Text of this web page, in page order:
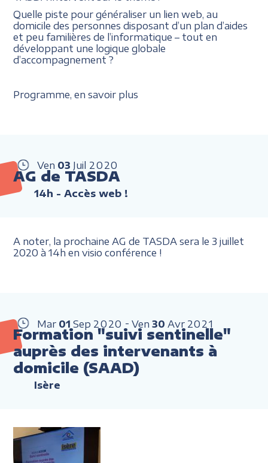
Quelle piste pour généraliser un lien web, au
domicile des personnes disposant d’un plan d’aides
et peu familières de l’informatique – tout en
développant une logique globale
d’accompagnement ?
Programme, en savoir plus
Ven 03 Juil 2020
AG de TASDA
14h - Accès web !
A noter, la prochaine AG de TASDA sera le 3 juillet
2020 à 14h en visio conférence !
Mar 01 Sep 2020 Ven 30 Avr 2021
Formation "suivi sentinelle"
auprès des intervenants à
domicile (SAAD)
Isère